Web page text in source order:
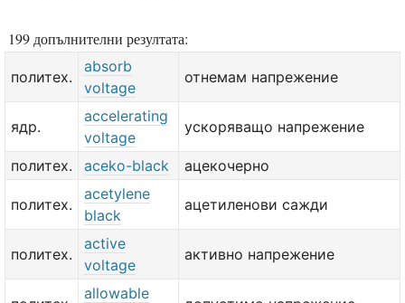
199 допълнителни резултата:
политех.
absorb
voltage
отнемам напрежение
ядр.
accelerating
voltage
ускоряващо напрежение
политех. aceko-black ацекочерно
политех.
acetylene
black
ацетиленови сажди
политех.
active
voltage
активно напрежение
allowable